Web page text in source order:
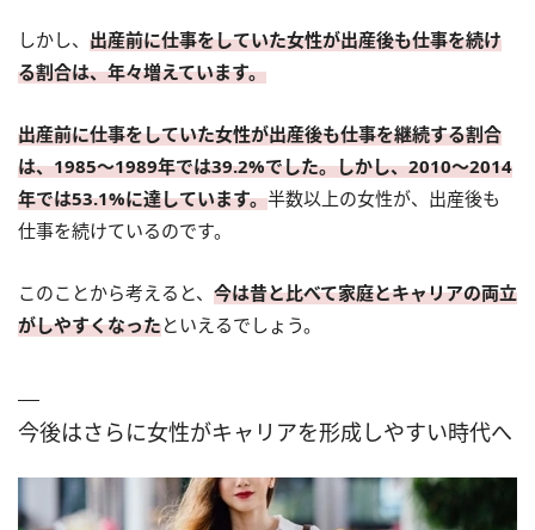
しかし、 出産前に仕事をしていた女性が出産後も仕事を続け
る割合は、年々増えています。
出産前に仕事をしていた女性が出産後も仕事を継続する割合
は、1985～1989年では39.2%でした。しかし、2010～2014
年では53.1%に達しています。半数以上の女性が、出産後も
仕事を続けているのです。
このことから考えると、 今は昔と比べて家庭とキャリアの両立
がしやすくなったといえるでしょう。
今後はさらに女性がキャリアを形成しやすい時代へ